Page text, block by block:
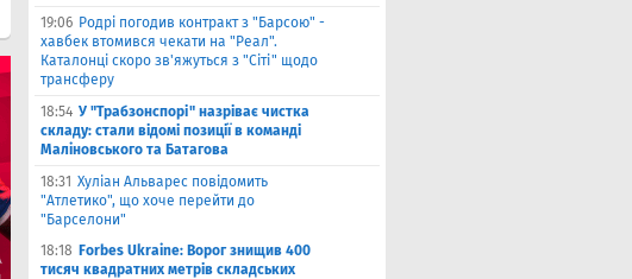
19:06 Родрі погодив контракт з "Барсою" -
хавбек втомився чекати на "Реал".
Каталонці скоро зв'яжуться з "Сіті" щодо
трансферу
18:54 У "Трабзонспорі" назріває чистка
складу: стали відомі позиції в команді
Малiновського та Батагова
18:31 Хуліан Альварес повідомить
"Атлетико", що хоче перейти до
"Барселони"
18:18 Forbes Ukraine: Ворог знищив 400
тисяч квадратних метрів складських